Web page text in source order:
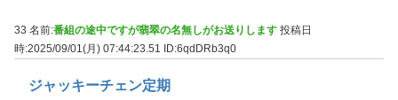
33 名前:番組の途中ですが翡翠の名無しがお送りします 投稿日
時:2025/09/01(月) 07:44:23.51 ID:6qdDRb3q0
ジャッキーチェン定期